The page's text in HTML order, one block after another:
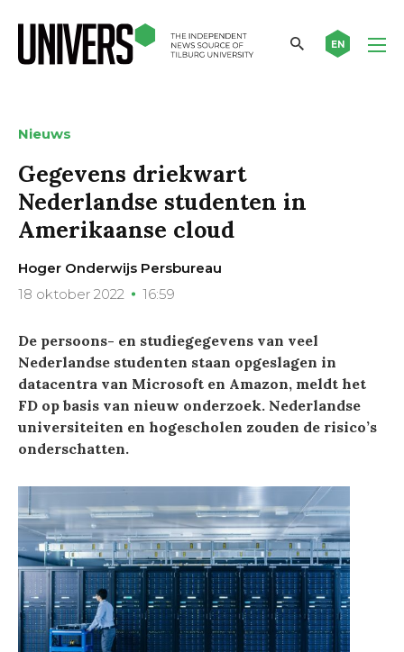
EN
Nieuws
Gegevens driekwart
Nederlandse studenten in
Amerikaanse cloud
Hoger Onderwijs Persbureau
18 oktober 2022
16:59
De persoons- en studiegegevens van veel
Nederlandse studenten staan opgeslagen in
datacentra van Microsoft en Amazon, meldt het
FD op basis van nieuw onderzoek. Nederlandse
universiteiten en hogescholen zouden de risico’s
onderschatten.